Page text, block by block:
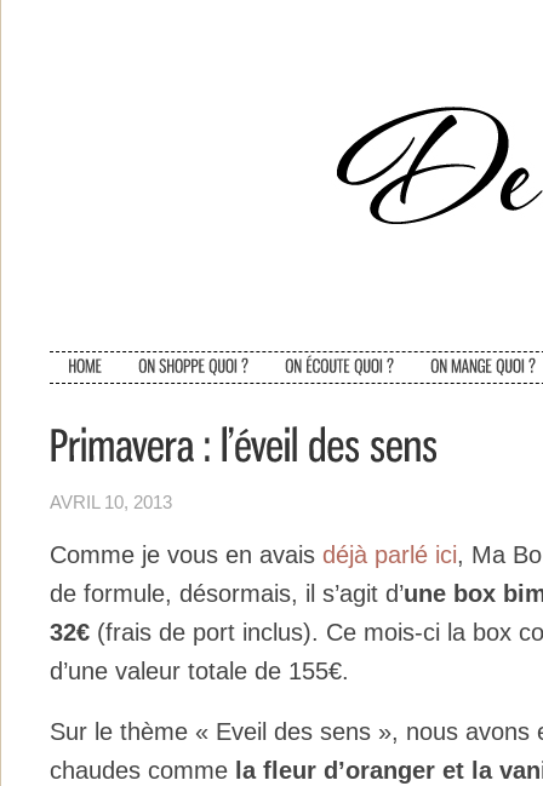
AVRIL 10, 2013
Comme je vous en avais déjà parlé ici, Ma
de formule, désormais, il s’agit d’une box
32€ (frais de port inclus). Ce mois-ci la box
d’une valeur totale de 155€.
Sur le thème « Eveil des sens », nous avons
chaudes comme la fleur d’oranger et la